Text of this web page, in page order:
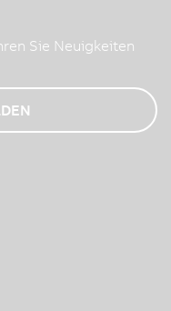
Sie Neuigkeiten